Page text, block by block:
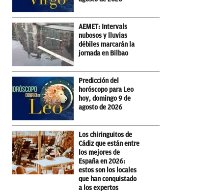
AEMET: Intervals
nubosos y lluvias
débiles marcarán la
jornada en Bilbao
Predicción del
horóscopo para Leo
hoy, domingo 9 de
agosto de 2026
Los chiringuitos de
Cádiz que están entre
los mejores de
España en 2026:
estos son los locales
que han conquistado
a los expertos